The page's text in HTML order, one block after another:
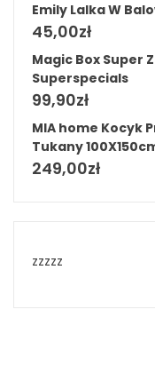
Emily Lalka W
45,00zł
Magic Box Super
Superspecials
99,90zł
MIA home Kocyk
Tukany
249,00zł
zzzzz